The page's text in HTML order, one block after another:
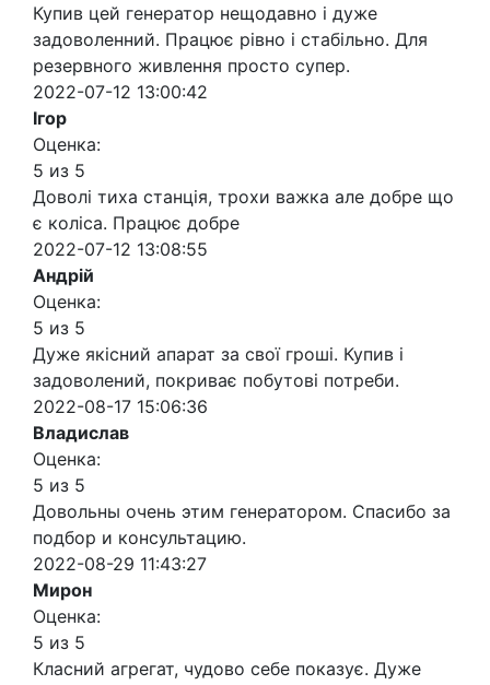
Купив цей генератор нещодавно і дуже
задоволенний. Працює рівно і стабільно. Для
резервного живлення просто супер.
2022-07-12 13:00:42
Ігор
Оценка:
5 из 5
Доволі тиха станція, трохи важка але добре що
є коліса. Працює добре
2022-07-12 13:08:55
Андрій
Оценка:
5 из 5
Дуже якісний апарат за свої гроші. Купив і
задоволений, покриває побутові потреби.
2022-08-17 15:06:36
Владислав
Оценка:
5 из 5
Довольны очень этим генератором. Спасибо за
подбор и консультацию.
2022-08-29 11:43:27
Мирон
Оценка:
5 из 5
Класний агрегат, чудово себе показує. Дуже